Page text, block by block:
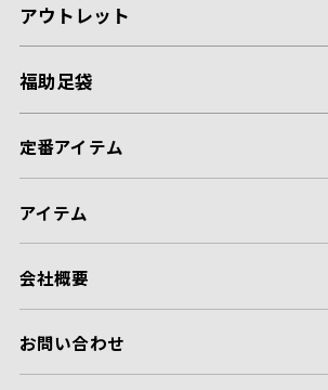
アウトレット
福助足袋
定番アイテム
アイテム
会社概要
お問い合わせ